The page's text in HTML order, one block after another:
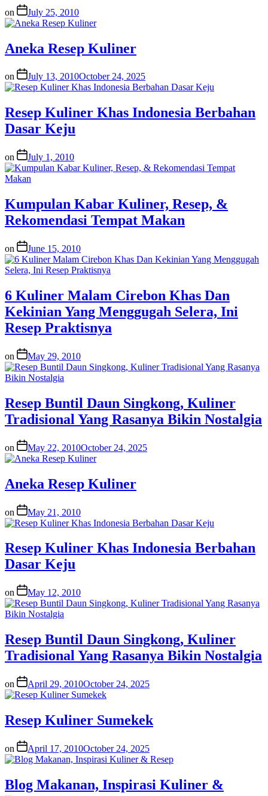
on July 25, 2010
Aneka Resep Kuliner
on July 13, 2010October 24, 2025
Resep Kuliner Khas Indonesia Berbahan
Dasar Keju
on July 1, 2010
Kumpulan Kabar Kuliner, Resep, &
Rekomendasi Tempat Makan
on June 15, 2010
6 Kuliner Malam Cirebon Khas Dan
Kekinian Yang Menggugah Selera, Ini
Resep Praktisnya
on May 29, 2010
Resep Buntil Daun Singkong, Kuliner
Tradisional Yang Rasanya Bikin Nostalgia
on May 22, 2010October 24, 2025
Aneka Resep Kuliner
on May 21, 2010
Resep Kuliner Khas Indonesia Berbahan
Dasar Keju
on May 12, 2010
Resep Buntil Daun Singkong, Kuliner
Tradisional Yang Rasanya Bikin Nostalgia
on April 29, 2010October 24, 2025
Resep Kuliner Sumekek
on April 17, 2010October 24, 2025
Blog Makanan, Inspirasi Kuliner &